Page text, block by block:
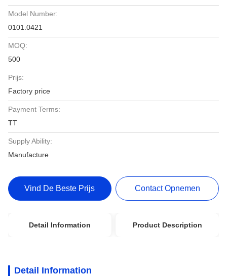
Model Number:
0101.0421
MOQ:
500
Prijs:
Factory price
Payment Terms:
TT
Supply Ability:
Manufacture
Vind De Beste Prijs Contact Opnemen
Detail Information Product Description
Detail Information